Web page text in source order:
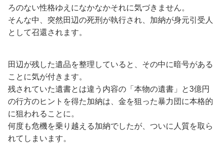
ろのない性格ゆえになかなかそれに気づきません。
そんな中、突然田辺の死刑が執行され、加納が身元引受人
として召還されます。
田辺が残した遺品を整理していると、その中に暗号がある
ことに気が付きます。
残されていた遺書とは違う内容の「本物の遺書」と3億円
の行方のヒントを得た加納は、金を狙った暴力団に本格的
に狙われることに。
何度も危機を乗り越える加納でしたが、ついに人質を取ら
れてしまいます。